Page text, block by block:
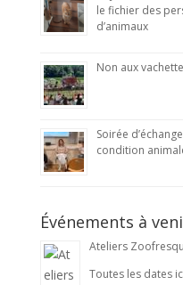
le fichier des
d’animaux
Non aux
Soirée
condition
Événements à
Ateliers
Toutes les dates